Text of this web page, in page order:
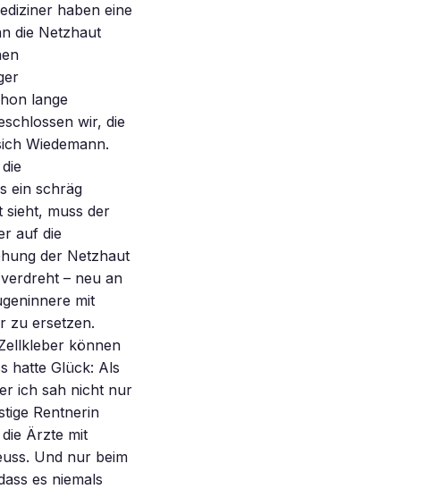
haben eine
die Netzhaut
lange
wir, die
Wiedemann.
ein schräg
sieht, muss der
auf die
der Netzhaut
– neu an
mit
zu ersetzen.
können
hatte Glück: Als
ich sah nicht nur
Rentnerin
Ärzte mit
Und nur beim
es niemals